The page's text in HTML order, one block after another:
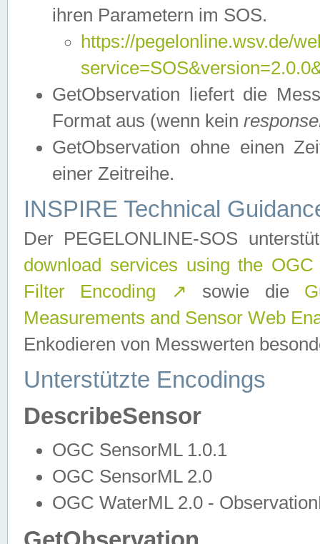
ihren Parametern im SOS.
https://pegelonline.wsv.de/
GetObservation liefert die
Format aus (wenn kein
GetObservation ohne einen
einer Zeitreihe.
INSPIRE Technical
Der PEGELONLINE-SOS
download services using the
Filter Encoding
↗ sowie die
Measurements and Sensor Web
Enkodieren von Messwerten
Unterstützte Encodings
DescribeSensor
OGC SensorML 1.0.1
OGC SensorML 2.0
OGC WaterML 2.0 -